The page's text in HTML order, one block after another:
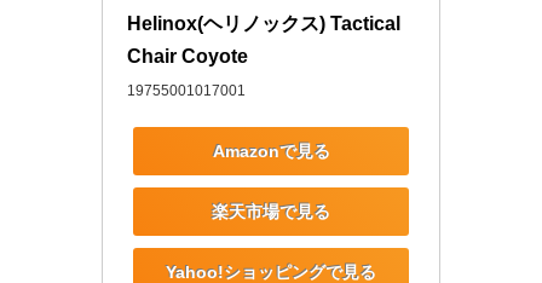
Helinox(ヘリノックス) Tactical
Chair Coyote
19755001017001
Amazonで見る
楽天市場で見る
Yahoo!ショッピングで見る